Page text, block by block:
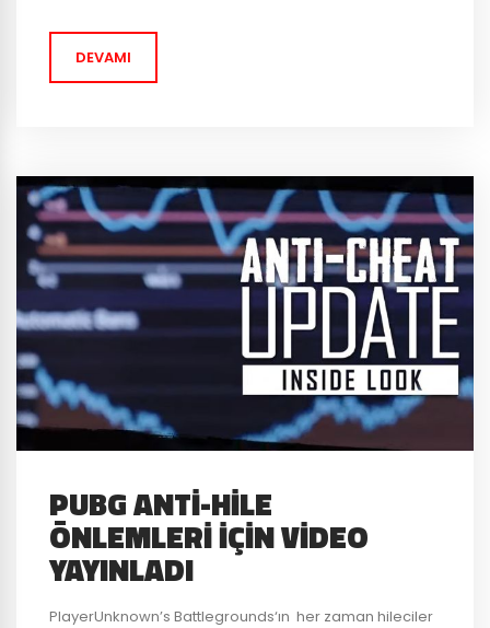
kalitesini arttırma” yenilikleri de mevcut. Güncelleme
4.2 ‘nin test versiyonunu deneyen oyuncular oyunun
içerisinde...
DEVAMI
PUBG ANTI-HILE
ÖNLEMLERI İÇIN VIDEO
YAYINLADI
PlayerUnknown’s Battlegrounds‘ın her zaman hileciler